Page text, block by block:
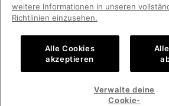
©2026SOREL. Alle Rechte vorbehalten.
Datenschutz Nutzungsbedingungen
Allgemeine Verkaufsbedingungen
Impressum
Kundenservice: Mo- Fr. 9:00 - 13:00 & 14:00- 18:00 Uhr
WILLKOMMEN
BITTE WÄHLEN
Online-Einkauf
weitere Informationen in unseren
Richtlinien einzusehen.
Alle Cookies
akzeptieren
Verwalte deine
Cookie-